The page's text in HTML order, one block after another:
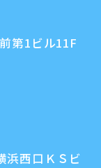
第1ビル11F
浜西口ＫＳビ